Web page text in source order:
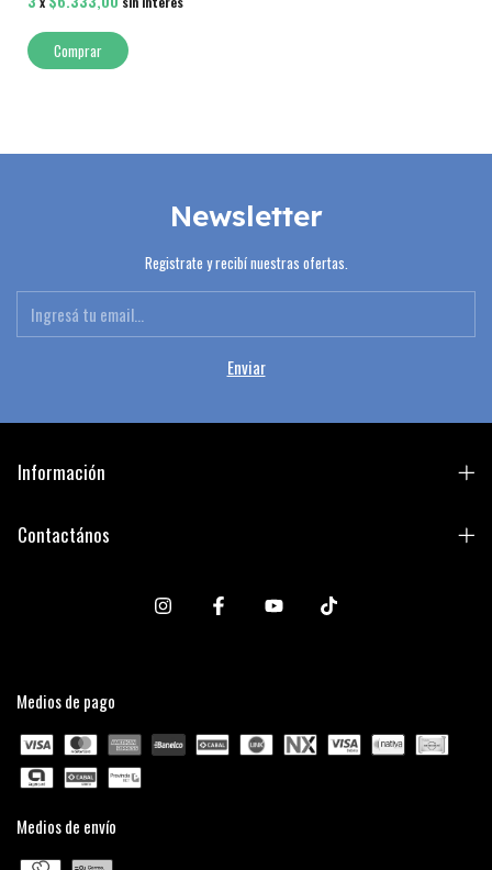
Newsletter
Registrate y recibí nuestras ofertas.
Información
Contactános
Medios de pago
Medios de envío